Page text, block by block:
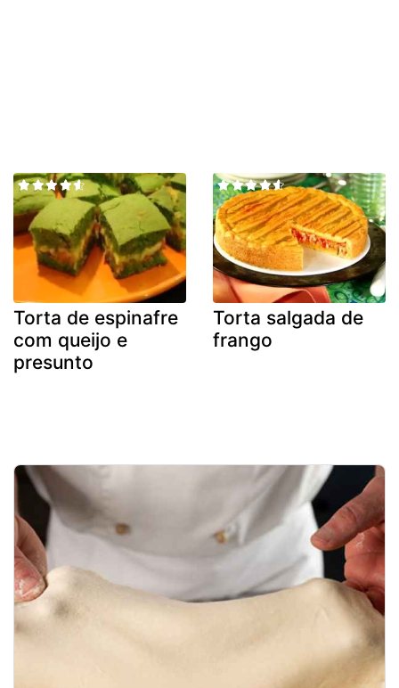
Torta de espinafre
com queijo e
presunto
Torta salgada de
frango